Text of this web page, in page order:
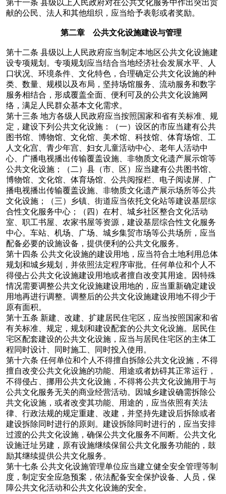
第十一条 县级以上人民政府对在公共文化服务中作出突出贡
献的公民、法人和其他组织，应当给予表彰或者奖励。
第二章 公共文化设施建设与管理
第十二条 县级以上人民政府应当制定本地区公共文化设施建
设专项规划。专项规划应当结合当地经济社会发展水平、人
口状况、环境条件、文化特色，合理确定公共文化设施的种
类、数量、规模以及布局，坚持场馆服务、流动服务和数字
服务相结合，形成覆盖全面、便利可及的公共文化设施网
络，满足人民群众基本文化需求。
第十三条 地方各级人民政府应当按照国家和省有关标准、规
定，建设下列公共文化设施：（一）设区的市应当建有公共
图书馆、博物馆、文化馆、美术馆、科技馆、体育场馆、工
人文化宫、青少年宫、妇女儿童活动中心、老年人活动中
心、广播电视播出传输覆盖设施、非物质文化遗产展示馆等
公共文化设施；（二）县（市、区）应当建有公共图书馆、
博物馆、文化馆、体育场馆、公共阅报栏、电子阅读屏、广
播电视播出传输覆盖设施、非物质文化遗产展示场所等公共
文化设施；（三）乡镇、街道应当依托文化站等建设基层综
合性文化服务中心；（四）在村、城乡社区整合文化活动
室、职工书屋、农家书屋等资源，建设基层综合性文化服务
中心。车站、机场、广场、城乡集贸市场等公共场所，应当
配备必要的设施设备，提供便利的公共文化服务。
第十四条 公共文化设施的建设用地，应当符合土地利用总体
规划和城乡规划，并依照法定程序审批。任何单位和个人不
得侵占公共文化设施建设用地或者擅自改变其用途。因特殊
情况需要调整公共文化设施建设用地的，应当重新确定建设
用地再进行调整。调整后的公共文化设施建设用地不得少于
原有面积。
第十五条 新建、改建、扩建居民住宅区，应当按照国家和省
有关标准、规定，规划和建设配套的公共文化设施。居民住
宅区配套建设的公共文化设施，应当与居民住宅区的主体工
程同时设计、同时施工、同时投入使用。
第十六条 任何单位和个人不得擅自拆除公共文化设施，不得
擅自改变公共文化设施的功能、用途或者妨碍其正常运行，
不得侵占、挪用公共文化设施，不得将公共文化设施用于与
公共文化服务无关的商业经营活动。因城乡建设确需拆除公
共文化设施，或者改变其功能、用途的，应当依照有关法
律、行政法规的规定重建、改建，并坚持先建设后拆除或者
建设拆除同时进行的原则。建设拆除同时进行的，应当安排
过渡的公共文化设施，确保公共文化服务不间断。公共文化
设施迁址另建，原有设施继续保留公共文化服务功能的，鼓
励其继续提供公共文化服务。
第十七条 公共文化设施管理单位应当建立健全安全管理等制
度，制定安全应急预案，依法配备安全保护设备、人员，保
障公共文化活动和公共文化设施的安全。